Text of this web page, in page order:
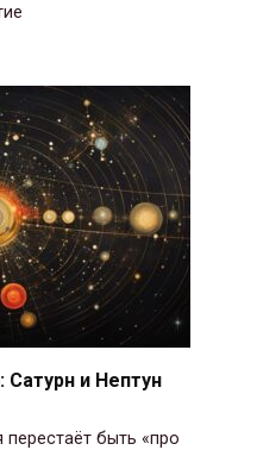
Сатурн и Нептун
перестаёт быть «про